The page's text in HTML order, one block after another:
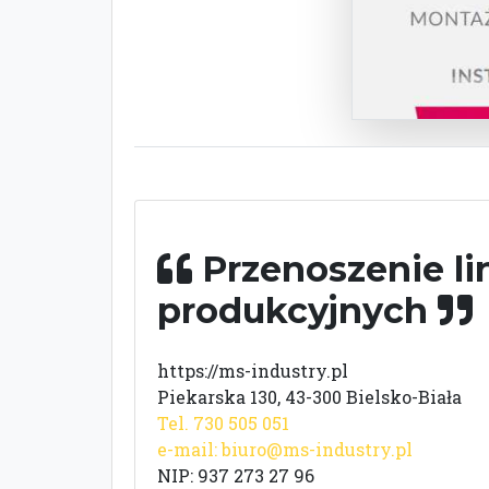
Przenoszenie
produkcyjnych
https://ms-industry.pl
Piekarska 130, 43-300 Bielsko-Biała
Tel. 730 505 051
e-mail:biuro@ms-industry.pl
NIP: 937 273 27 96